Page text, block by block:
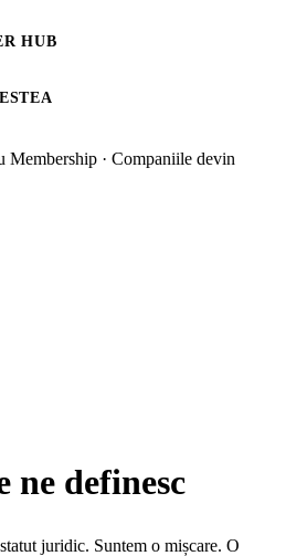
HUB
Membership · Companiile devin
ne definesc
juridic. Suntem o mișcare. O